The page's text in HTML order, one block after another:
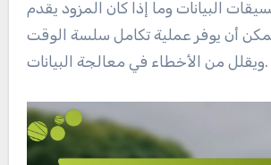
البيانات وما إذا كان المزود يقدم
أن يوفر عملية تكامل سلسة الوقت
ويقلل من الأخطاء في معالجة البيانات.